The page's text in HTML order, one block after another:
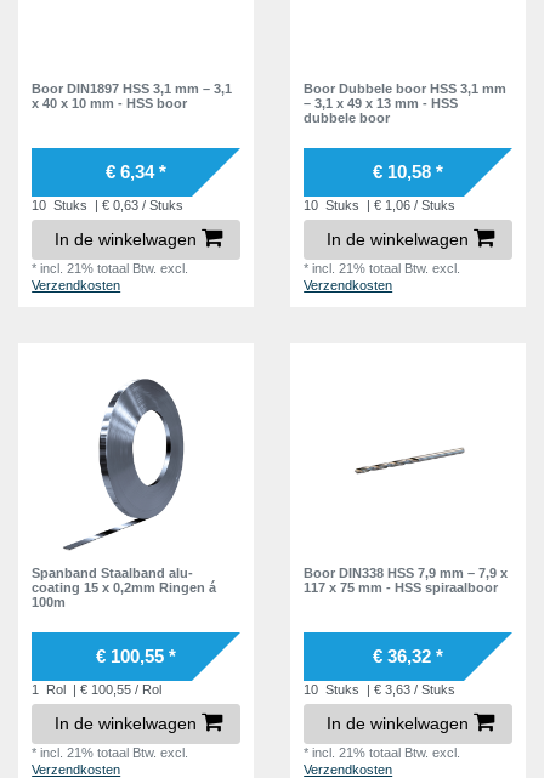
Boor DIN1897 HSS 3,1 mm – 3,1
x 40 x 10 mm - HSS boor
€ 6,34 *
10 Stuks | € 0,63 / Stuks
In de winkelwagen
*incl. 21% totaal Btw. excl.
Verzendkosten
Boor Dubbele boor HSS 3,1 mm
– 3,1 x 49 x 13 mm - HSS
dubbele boor
€ 10,58 *
10 Stuks | € 1,06 / Stuks
In de winkelwagen
*incl. 21% totaal Btw. excl.
Verzendkosten
Spanband Staalband alu-
coating 15 x 0,2mm Ringen á
100m
€ 100,55 *
1 Rol | € 100,55 / Rol
In de winkelwagen
*incl. 21% totaal Btw. excl.
Verzendkosten
Boor DIN338 HSS 7,9 mm – 7,9 x
117 x 75 mm - HSS spiraalboor
€ 36,32 *
10 Stuks | € 3,63 / Stuks
In de winkelwagen
*incl. 21% totaal Btw. excl.
Verzendkosten